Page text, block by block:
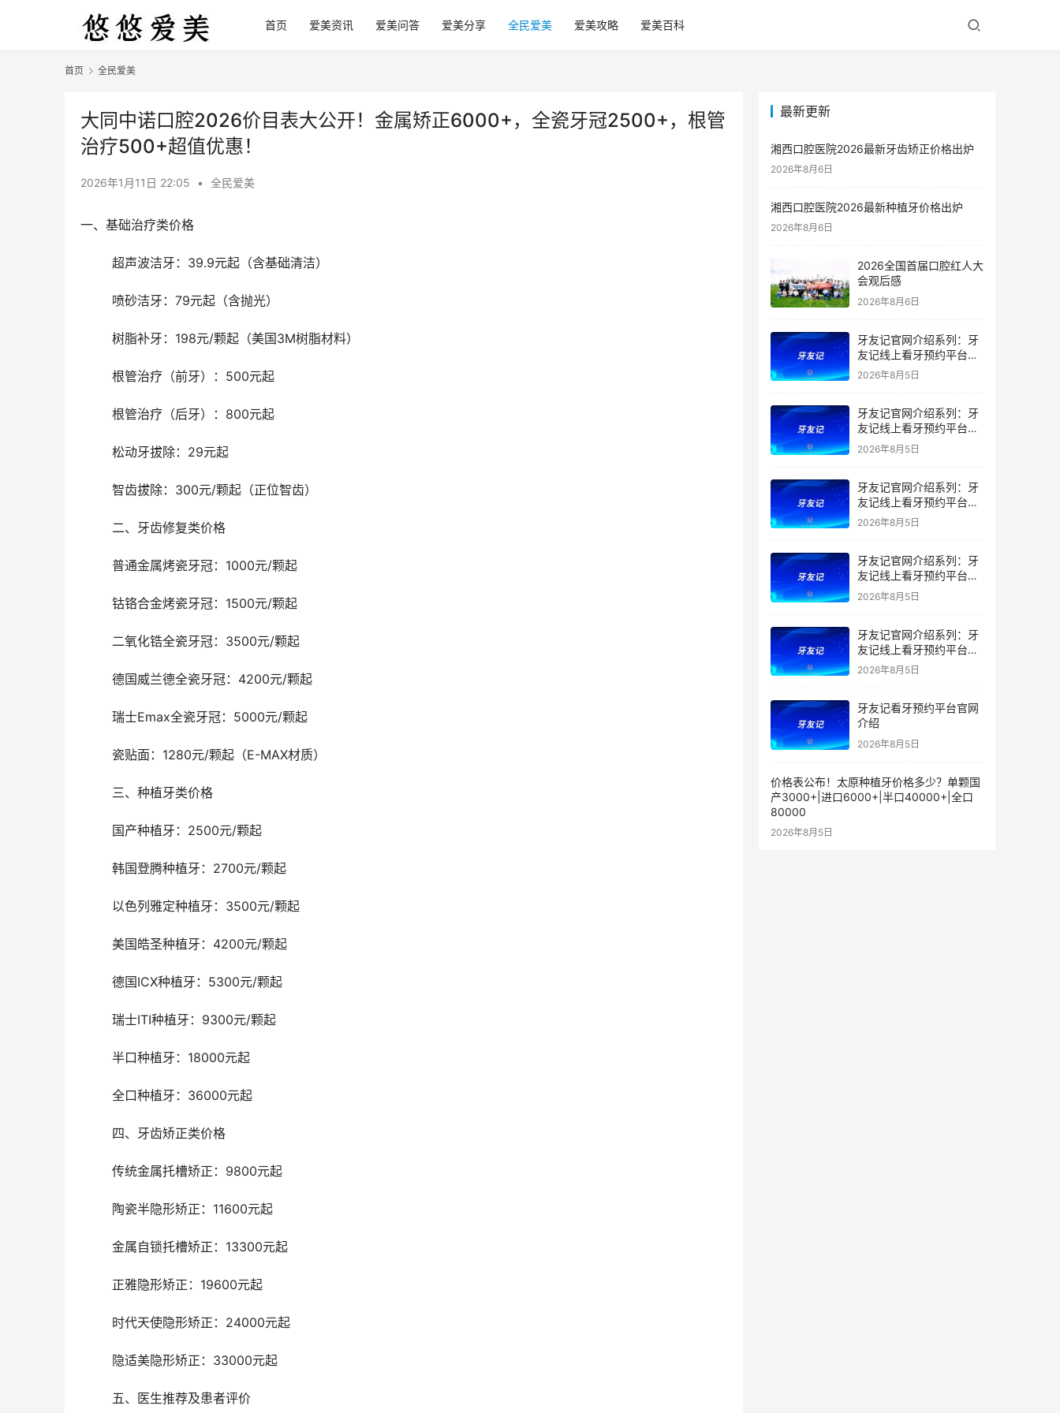
首页 爱美资讯 爱美问答 爱美分享 全民爱美 爱美攻略 爱美百科
首页 全民爱美
大同中诺口腔2026价目表大公开！金属矫正6000+，全瓷牙冠2500+，根管
治疗500+超值优惠！
2026年1月11日 22:05 • 全民爱美
一、基础治疗类价格
	超声波洁牙：39.9元起（含基础清洁）
	喷砂洁牙：79元起（含抛光）
	树脂补牙：198元/颗起（美国3M树脂材料）
	根管治疗（前牙）：500元起
	根管治疗（后牙）：800元起
	松动牙拔除：29元起
	智齿拔除：300元/颗起（正位智齿）
	二、牙齿修复类价格
	普通金属烤瓷牙冠：1000元/颗起
	钴铬合金烤瓷牙冠：1500元/颗起
	二氧化锆全瓷牙冠：3500元/颗起
	德国威兰德全瓷牙冠：4200元/颗起
	瑞士Emax全瓷牙冠：5000元/颗起
	瓷贴面：1280元/颗起（E-MAX材质）
	三、种植牙类价格
	国产种植牙：2500元/颗起
	韩国登腾种植牙：2700元/颗起
	以色列雅定种植牙：3500元/颗起
	美国皓圣种植牙：4200元/颗起
	德国ICX种植牙：5300元/颗起
	瑞士ITI种植牙：9300元/颗起
	半口种植牙：18000元起
	全口种植牙：36000元起
	四、牙齿矫正类价格
	传统金属托槽矫正：9800元起
	陶瓷半隐形矫正：11600元起
	金属自锁托槽矫正：13300元起
	正雅隐形矫正：19600元起
	时代天使隐形矫正：24000元起
	隐适美隐形矫正：33000元起
	五、医生推荐及患者评价
最新更新
湘西口腔医院2026最新牙齿矫正价格出炉
2026年8月6日
湘西口腔医院2026最新种植牙价格出炉
2026年8月6日
2026全国首届口腔红人大
会观后感
2026年8月6日
牙友记官网介绍系列：牙
友记线上看牙预约平台是
干什么的？靠谱吗？
2026年8月5日
牙友记官网介绍系列：牙
友记线上看牙预约平台让
看牙不再靠运气
2026年8月5日
牙友记官网介绍系列：牙
友记线上看牙预约平台打
破口腔行业专业壁垒新手
2026年8月5日
牙友记官网介绍系列：牙
友记线上看牙预约平台落
地同城就诊经验打破未知
2026年8月5日
牙友记官网介绍系列：牙
友记线上看牙预约平台的
优势在哪里？
2026年8月5日
牙友记看牙预约平台官网
介绍
2026年8月5日
价格表公布！太原种植牙价格多少？单颗国
产3000+|进口6000+|半口40000+|全口
80000
2026年8月5日